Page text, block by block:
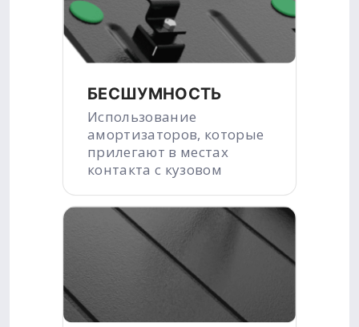
БЕСШУМНОСТЬ
Использование
амортизаторов, которые
прилегают в местах
контакта с кузовом